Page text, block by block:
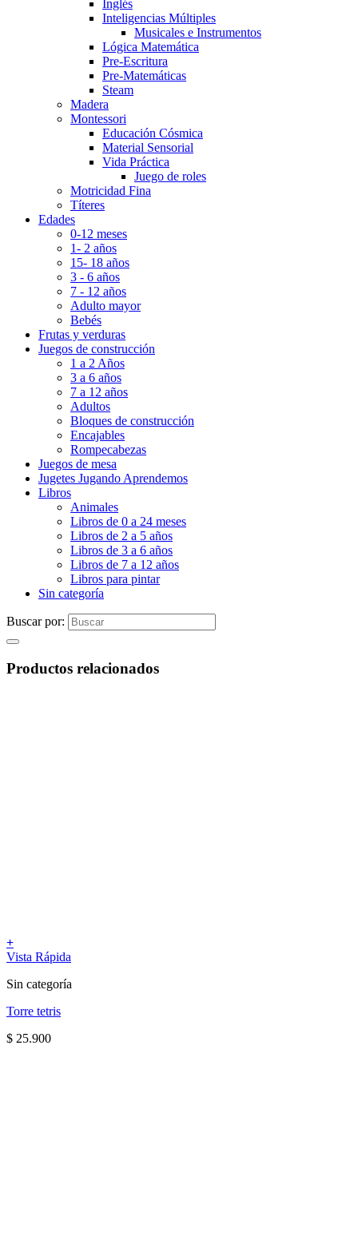
Inglés
Inteligencias Múltiples
Musicales e Instrumentos
Lógica Matemática
Pre-Escritura
Pre-Matemáticas
Steam
Madera
Montessori
Educación Cósmica
Material Sensorial
Vida Práctica
Juego de roles
Motricidad Fina
Títeres
Edades
0-12 meses
1- 2 años
15- 18 años
3 - 6 años
7 - 12 años
Adulto mayor
Bebés
Frutas y verduras
Juegos de construcción
1 a 2 Años
3 a 6 años
7 a 12 años
Adultos
Bloques de construcción
Encajables
Rompecabezas
Juegos de mesa
Jugetes Jugando Aprendemos
Libros
Animales
Libros de 0 a 24 meses
Libros de 2 a 5 años
Libros de 3 a 6 años
Libros de 7 a 12 años
Libros para pintar
Sin categoría
Buscar por:
Productos relacionados
+
Vista Rápida
Sin categoría
Torre tetris
$ 25.900